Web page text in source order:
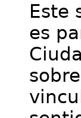
Este
es